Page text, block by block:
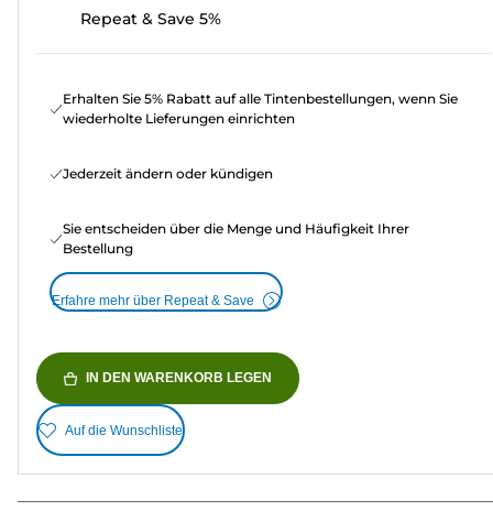
Repeat & Save 5%
Erhalten Sie 5% Rabatt auf alle Tintenbestellungen, wenn Sie
wiederholte Lieferungen einrichten
Jederzeit ändern oder kündigen
Sie entscheiden über die Menge und Häufigkeit Ihrer
Bestellung
Erfahre mehr über Repeat & Save
IN DEN WARENKORB LEGEN
Auf die Wunschliste